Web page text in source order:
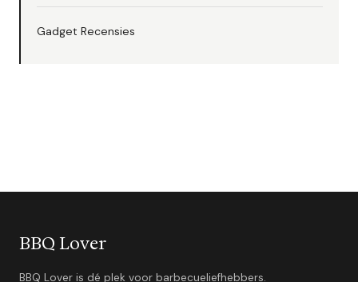
Gadget Recensies
BBQ Lover
BBQ Lover is dé plek voor barbecueliefhebbers.